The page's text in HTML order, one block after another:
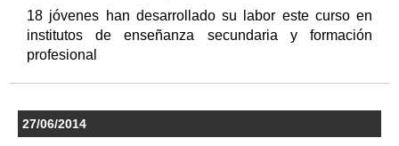
18 jóvenes han desarrollado su labor este curso en
institutos de enseñanza secundaria y formación
profesional
27/06/2014